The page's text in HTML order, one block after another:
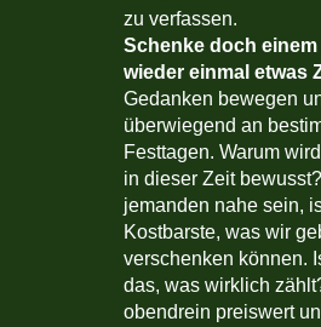
zu verfassen.
Schenke doch
wieder einmal etwas
Gedanken bewegen
überwiegend an
Festtagen. Warum
in dieser Zeit
jemanden nahe sein,
Kostbarste, was wir
verschenken können.
das, was wirklich
obendrein preiswert